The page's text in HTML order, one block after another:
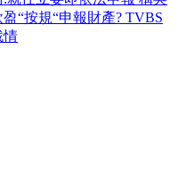
盈“按規“申報財產? TVBS
情